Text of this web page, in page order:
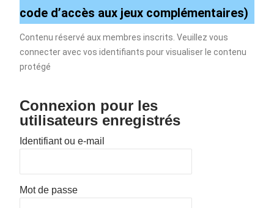
code d’accès aux jeux complémentaires)
Contenu réservé aux membres inscrits. Veuillez vous
connecter avec vos identifiants pour visualiser le contenu
protégé
Connexion pour les
utilisateurs enregistrés
Identifiant ou e-mail
Mot de passe